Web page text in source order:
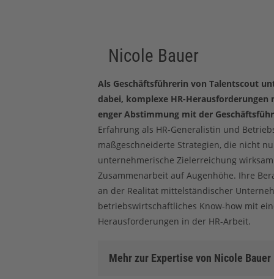
Nicole Bauer
Als Geschäftsführerin von Talentscout
dabei, komplexe HR-
enger Abstimmung mit der
Erfahrung als HR-Generalistin und
maßgeschneiderte Strategien, die nicht
unternehmerische Zielerreichung
Zusammenarbeit auf Augenhöhe. Ihre
an der Realität mittelständischer
betriebswirtschaftliches Know-how mit
Herausforderungen in der HR-Arbeit.
Mehr zur Expertise von Nicole Bauer